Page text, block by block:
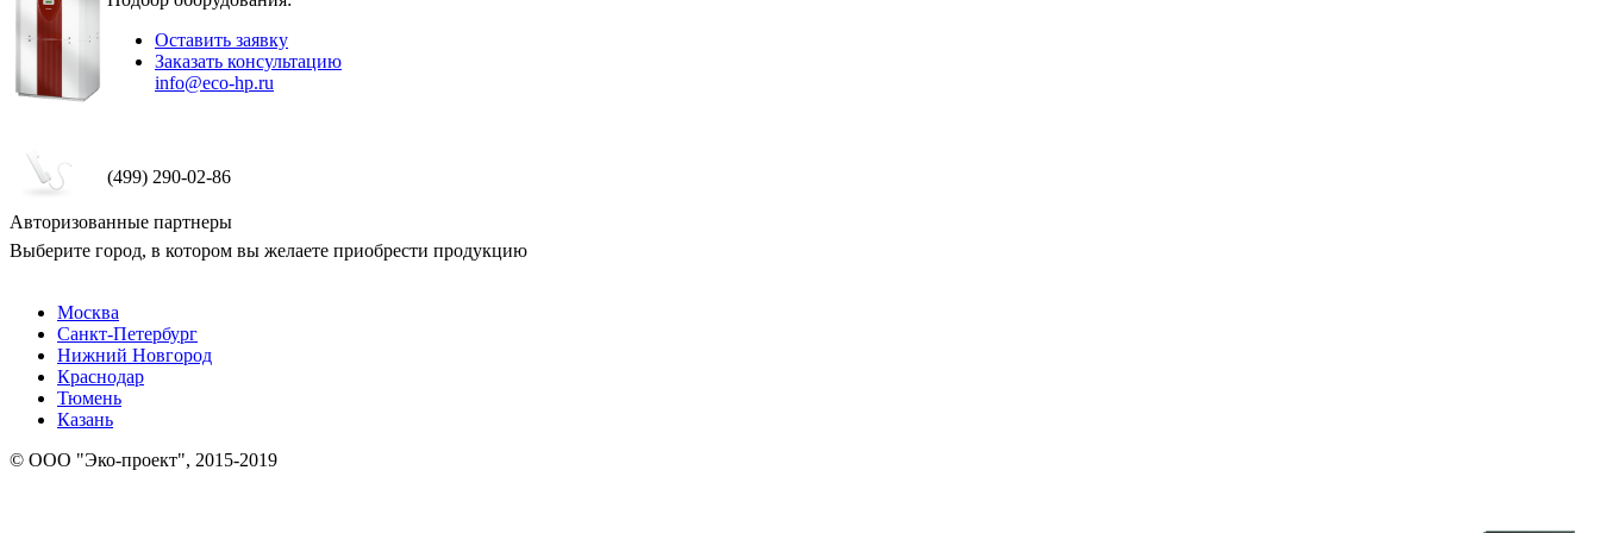
Оставить заявку
Заказать консультацию
info@eco-hp.ru
(499) 290-02-86
Авторизованные партнеры
Выберите город, в котором вы желаете приобрести продукцию
Москва
Санкт-Петербург
Нижний Новгород
Краснодар
Тюмень
Казань
© ООО "Эко-проект", 2015-2019